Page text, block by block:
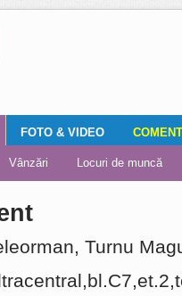
localnicilor
Editorial
Vânzări Locuri de muncă
FOTO & VIDEO
Turnu